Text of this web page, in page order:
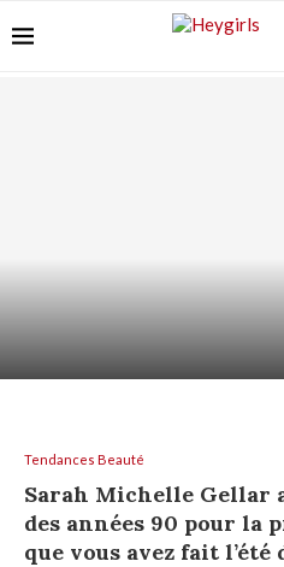
Tendances Beauté
Sarah Michelle Gellar
des années 90 pour la
que vous avez fait